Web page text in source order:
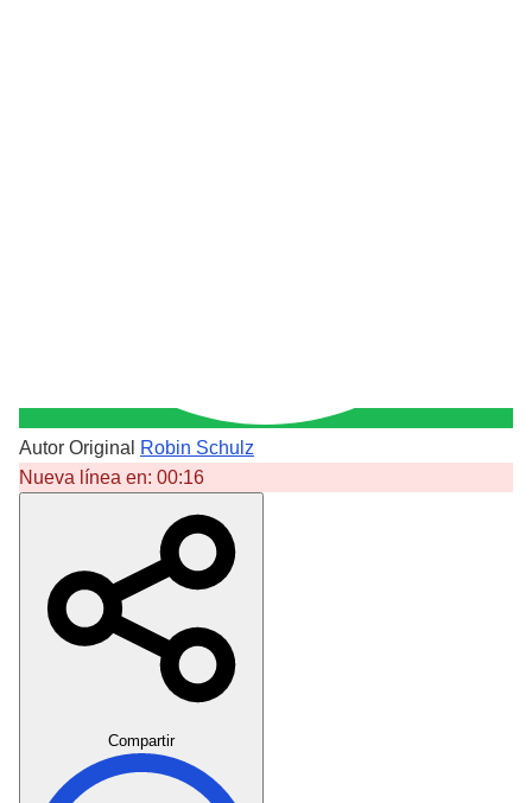
Autor Original
Robin Schulz
Nueva línea en: 00:16
Compartir